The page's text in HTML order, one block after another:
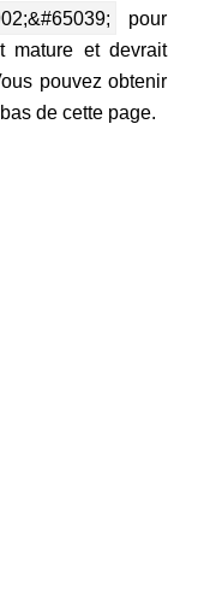
pour
mature et devrait
pouvez obtenir
de cette page.